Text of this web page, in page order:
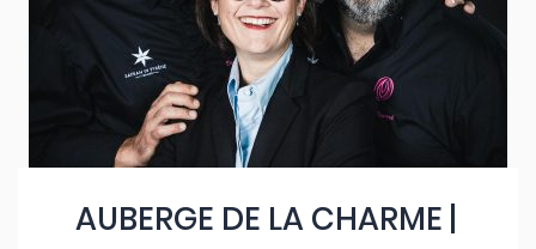
AUBERGE DE LA CHARME |